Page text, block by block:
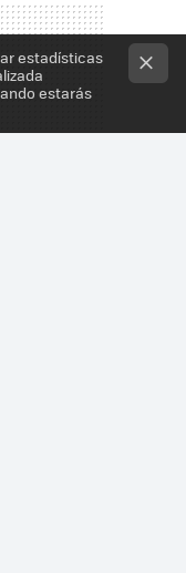
estadísticas
estarás